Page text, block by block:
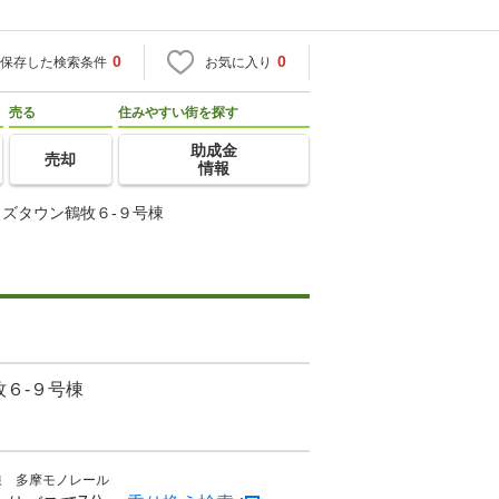
保存した検索条件 0 お気に入り 0
売る
売却
住みやすい街を探す
助成金
情報
タウン鶴牧６-９号棟
６-９号棟
多摩モノレール